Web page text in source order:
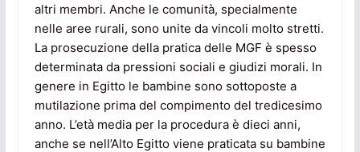
altri membri. Anche le comunità, specialmente
nelle aree rurali, sono unite da vincoli molto stretti.
La prosecuzione della pratica delle MGF è spesso
determinata da pressioni sociali e giudizi morali. In
genere in Egitto le bambine sono sottoposte a
mutilazione prima del compimento del tredicesimo
anno. L’età media per la procedura è dieci anni,
anche se nell’Alto Egitto viene praticata su bambine